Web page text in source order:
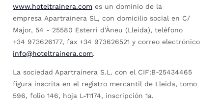
www.hoteltrainera.com es un dominio de la
empresa Apartrainera SL, con domicilio social en C/
Major, 54 - 25580 Esterri d'Àneu (Lleida), teléfono
+34 973626177, fax +34 973626521 y correo electrónico
info@hoteltrainera.com.
La sociedad Apartrainera S.L. con el CIF:B-25434465
figura inscrita en el registro mercantil de Lleida, tomo
596, folio 146, hoja L-11174, inscripción 1a.